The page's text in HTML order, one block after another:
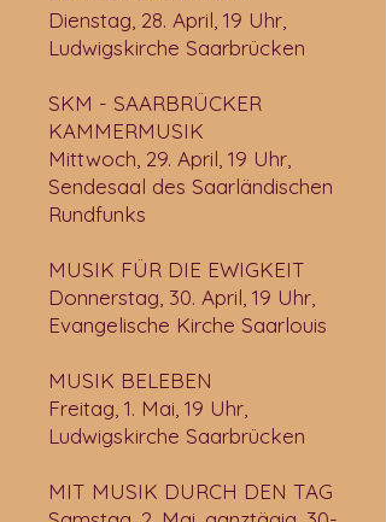
Dienstag, 28. April, 19 Uhr,
Ludwigskirche Saarbrücken
SKM - SAARBRÜCKER
KAMMERMUSIK
Mittwoch, 29. April, 19 Uhr,
Sendesaal des Saarländischen
Rundfunks
MUSIK FÜR DIE EWIGKEIT
Donnerstag, 30. April, 19 Uhr,
Evangelische Kirche Saarlouis
MUSIK BELEBEN
Freitag, 1. Mai, 19 Uhr,
Ludwigskirche Saarbrücken
MIT MUSIK DURCH DEN TAG